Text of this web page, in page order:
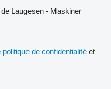
Laugesen - Maskiner
politique de confidentialité et